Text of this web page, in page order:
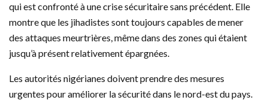
qui est confronté à une crise sécuritaire sans précédent. Elle
montre que les jihadistes sont toujours capables de mener
des attaques meurtrières, même dans des zones qui étaient
jusqu’à présent relativement épargnées.
Les autorités nigérianes doivent prendre des mesures
urgentes pour améliorer la sécurité dans le nord-est du pays.